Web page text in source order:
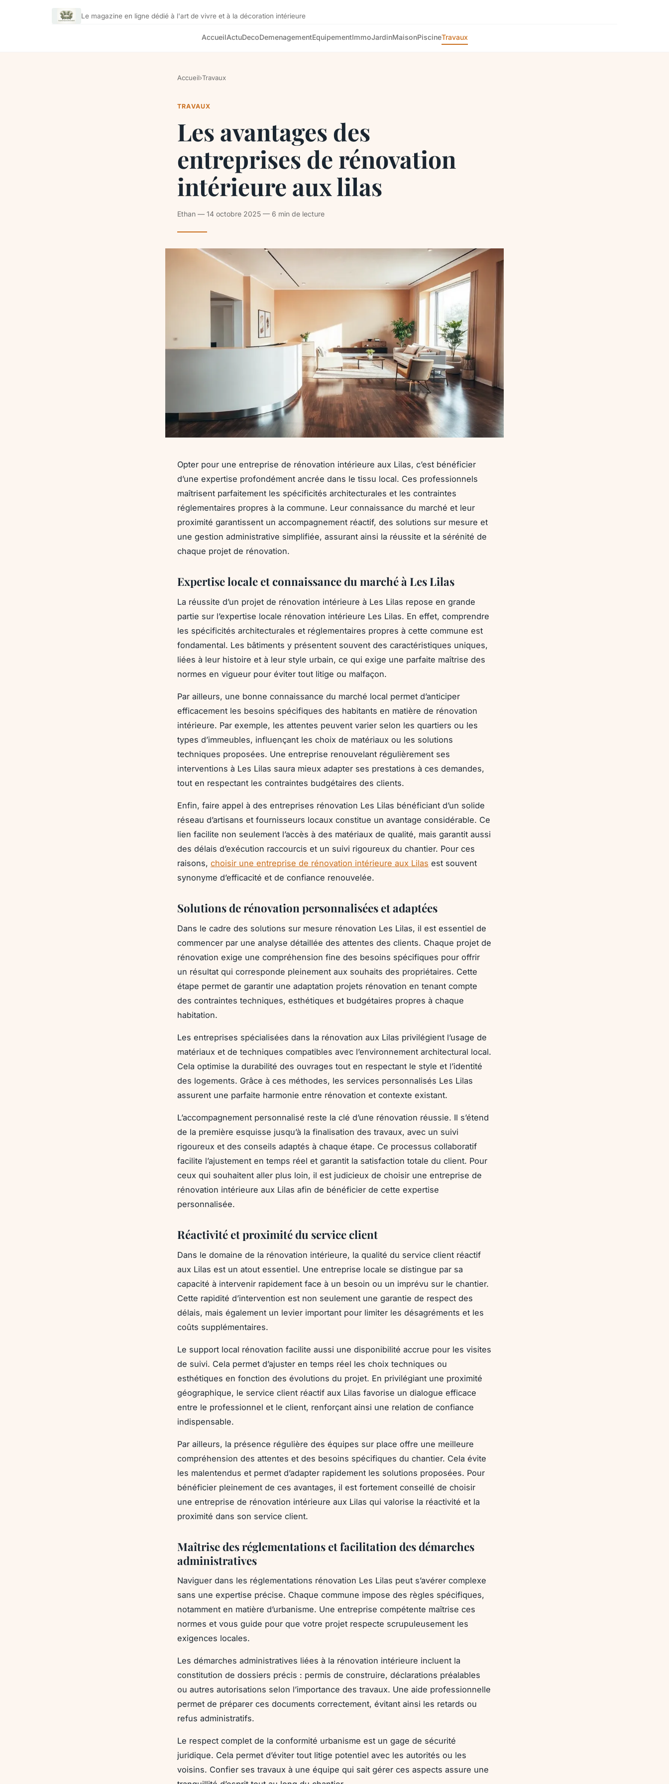
Le magazine en ligne dédié à l'art de vivre et à la décoration intérieure
AccueilActuDecoDemenagementEquipementImmoJardinMaisonPiscineTravaux
Accueil›Travaux
TRAVAUX
Les avantages des
entreprises de rénovation
intérieure aux lilas
Ethan — 14 octobre 2025 — 6 min de lecture
Opter pour une entreprise de rénovation intérieure aux Lilas, c’est bénéficier
d’une expertise profondément ancrée dans le tissu local. Ces professionnels
maîtrisent parfaitement les spécificités architecturales et les contraintes
réglementaires propres à la commune. Leur connaissance du marché et leur
proximité garantissent un accompagnement réactif, des solutions sur mesure et
une gestion administrative simplifiée, assurant ainsi la réussite et la sérénité de
chaque projet de rénovation.
Expertise locale et connaissance du marché à Les Lilas
La réussite d’un projet de rénovation intérieure à Les Lilas repose en grande
partie sur l’expertise locale rénovation intérieure Les Lilas. En effet, comprendre
les spécificités architecturales et réglementaires propres à cette commune est
fondamental. Les bâtiments y présentent souvent des caractéristiques uniques,
liées à leur histoire et à leur style urbain, ce qui exige une parfaite maîtrise des
normes en vigueur pour éviter tout litige ou malfaçon.
Par ailleurs, une bonne connaissance du marché local permet d’anticiper
efficacement les besoins spécifiques des habitants en matière de rénovation
intérieure. Par exemple, les attentes peuvent varier selon les quartiers ou les
types d’immeubles, influençant les choix de matériaux ou les solutions
techniques proposées. Une entreprise renouvelant régulièrement ses
interventions à Les Lilas saura mieux adapter ses prestations à ces demandes,
tout en respectant les contraintes budgétaires des clients.
Enfin, faire appel à des entreprises rénovation Les Lilas bénéficiant d’un solide
réseau d’artisans et fournisseurs locaux constitue un avantage considérable. Ce
lien facilite non seulement l’accès à des matériaux de qualité, mais garantit aussi
des délais d’exécution raccourcis et un suivi rigoureux du chantier. Pour ces
raisons, choisir une entreprise de rénovation intérieure aux Lilas est souvent
synonyme d’efficacité et de confiance renouvelée.
Solutions de rénovation personnalisées et adaptées
Dans le cadre des solutions sur mesure rénovation Les Lilas, il est essentiel de
commencer par une analyse détaillée des attentes des clients. Chaque projet de
rénovation exige une compréhension fine des besoins spécifiques pour offrir
un résultat qui corresponde pleinement aux souhaits des propriétaires. Cette
étape permet de garantir une adaptation projets rénovation en tenant compte
des contraintes techniques, esthétiques et budgétaires propres à chaque
habitation.
Les entreprises spécialisées dans la rénovation aux Lilas privilégient l’usage de
matériaux et de techniques compatibles avec l’environnement architectural local.
Cela optimise la durabilité des ouvrages tout en respectant le style et l’identité
des logements. Grâce à ces méthodes, les services personnalisés Les Lilas
assurent une parfaite harmonie entre rénovation et contexte existant.
L’accompagnement personnalisé reste la clé d’une rénovation réussie. Il s’étend
de la première esquisse jusqu’à la finalisation des travaux, avec un suivi
rigoureux et des conseils adaptés à chaque étape. Ce processus collaboratif
facilite l’ajustement en temps réel et garantit la satisfaction totale du client. Pour
ceux qui souhaitent aller plus loin, il est judicieux de choisir une entreprise de
rénovation intérieure aux Lilas afin de bénéficier de cette expertise
personnalisée.
Réactivité et proximité du service client
Dans le domaine de la rénovation intérieure, la qualité du service client réactif
aux Lilas est un atout essentiel. Une entreprise locale se distingue par sa
capacité à intervenir rapidement face à un besoin ou un imprévu sur le chantier.
Cette rapidité d’intervention est non seulement une garantie de respect des
délais, mais également un levier important pour limiter les désagréments et les
coûts supplémentaires.
Le support local rénovation facilite aussi une disponibilité accrue pour les visites
de suivi. Cela permet d’ajuster en temps réel les choix techniques ou
esthétiques en fonction des évolutions du projet. En privilégiant une proximité
géographique, le service client réactif aux Lilas favorise un dialogue efficace
entre le professionnel et le client, renforçant ainsi une relation de confiance
indispensable.
Par ailleurs, la présence régulière des équipes sur place offre une meilleure
compréhension des attentes et des besoins spécifiques du chantier. Cela évite
les malentendus et permet d’adapter rapidement les solutions proposées. Pour
bénéficier pleinement de ces avantages, il est fortement conseillé de choisir
une entreprise de rénovation intérieure aux Lilas qui valorise la réactivité et la
proximité dans son service client.
Maîtrise des réglementations et facilitation des démarches
administratives
Naviguer dans les réglementations rénovation Les Lilas peut s’avérer complexe
sans une expertise précise. Chaque commune impose des règles spécifiques,
notamment en matière d’urbanisme. Une entreprise compétente maîtrise ces
normes et vous guide pour que votre projet respecte scrupuleusement les
exigences locales.
Les démarches administratives liées à la rénovation intérieure incluent la
constitution de dossiers précis : permis de construire, déclarations préalables
ou autres autorisations selon l’importance des travaux. Une aide professionnelle
permet de préparer ces documents correctement, évitant ainsi les retards ou
refus administratifs.
Le respect complet de la conformité urbanisme est un gage de sécurité
juridique. Cela permet d’éviter tout litige potentiel avec les autorités ou les
voisins. Confier ses travaux à une équipe qui sait gérer ces aspects assure une